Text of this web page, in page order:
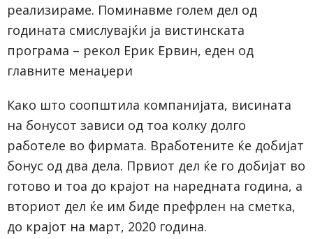
реализираме. Поминавме голем дел од
годината смислувајќи ја вистинската
програма – рекол Ерик Ервин, еден од
главните менаџери
Како што соопштила компанијата, висината
на бонусот зависи од тоа колку долго
работеле во фирмата. Вработените ќе добијат
бонус од два дела. Првиот дел ќе го добијат во
готово и тоа до крајот на наредната година, а
вториот дел ќе им биде префрлен на сметка,
до крајот на март, 2020 година.